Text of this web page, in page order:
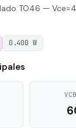
TO46 —
0.400 W